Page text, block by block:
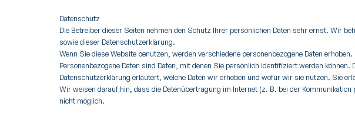
Datenschutz
Die Betreiber dieser Seiten nehmen den Schutz Ihrer persönlichen Daten sehr ernst. Wir
sowie dieser Datenschutzerklärung.
Wenn Sie diese Website benutzen, werden verschiedene personenbezogene Daten erhoben.
Personenbezogene Daten sind Daten, mit denen Sie persönlich identifiziert werden können.
Datenschutzerklärung erläutert, welche Daten wir erheben und wofür wir sie nutzen. Sie
Wir weisen darauf hin, dass die Datenübertragung im Internet (z. B. bei der
nicht möglich.